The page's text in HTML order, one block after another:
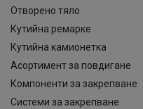
Отворено тяло
Кутийна ремарке
Кутийна камионетка
Асортимент за повдигане
Компоненти за закрепване
Системи за закрепване